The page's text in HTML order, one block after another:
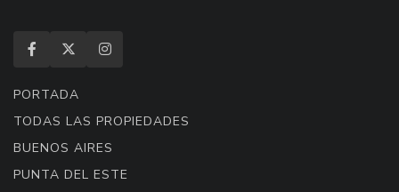
PORTADA
TODAS LAS PROPIEDADES
BUENOS AIRES
PUNTA DEL ESTE